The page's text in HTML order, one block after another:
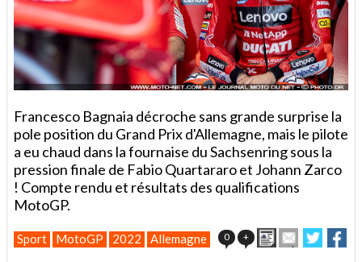
Francesco Bagnaia décroche sans grande surprise la
pole position du Grand Prix d'Allemagne, mais le pilote
a eu chaud dans la fournaise du Sachsenring sous la
pression finale de Fabio Quartararo et Johann Zarco
! Compte rendu et résultats des qualifications
MotoGP.
Sport MotoGP 2022 Allemagne 0 + ImprimerEnvoyer
cet sur
sur